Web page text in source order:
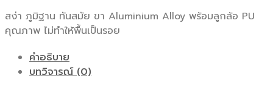
สง่า ภูมิฐาน ทันสมัย ขา Aluminium Alloy พร้อมลูกล้อ PU
คุณภาพ ไม่ทำให้พื้นเป็นรอย
คำอธิบาย
บทวิจารณ์ (0)